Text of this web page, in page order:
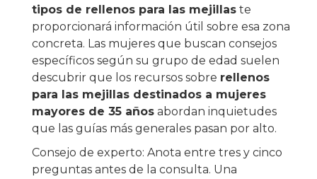
tipos de rellenos para las mejillas te
proporcionará información útil sobre esa zona
concreta. Las mujeres que buscan consejos
específicos según su grupo de edad suelen
descubrir que los recursos sobre rellenos
para las mejillas destinados a mujeres
mayores de 35 años abordan inquietudes
que las guías más generales pasan por alto.
Consejo de experto: Anota entre tres y cinco
preguntas antes de la consulta. Una